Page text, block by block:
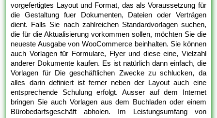
vorgefertigtes Layout und Format, das als Voraussetzung für
die Gestaltung fuer Dokumenten, Dateien oder Verträgen
dient. Falls Sie nach zahlreichen Standardvorlagen suchen,
die für die Aktualisierung vorkommen sollen, möchten Sie die
neueste Ausgabe von WooCommerce beinhalten. Sie können
auch Vorlagen für Formulare, Flyer und diese eine, Vielzahl
anderer Dokumente kaufen. Es ist natürlich dann einfach, die
Vorlagen für Die geschäftlichen Zwecke zu schlucken, da
alles darin definiert ist ferner neben der Layout auch eine
entsprechende Schulung erfolgt. Ausser auf dem Internet
bringen Sie auch Vorlagen aus dem Buchladen oder einem
Bürobedarfsgeschäft abholen. Im Leistungsumfang von